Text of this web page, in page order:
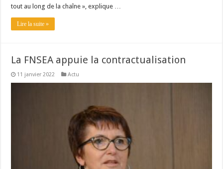
tout au long de la chaîne », explique …
Lire la suite »
La FNSEA appuie la contractualisation
11 janvier 2022 Actu